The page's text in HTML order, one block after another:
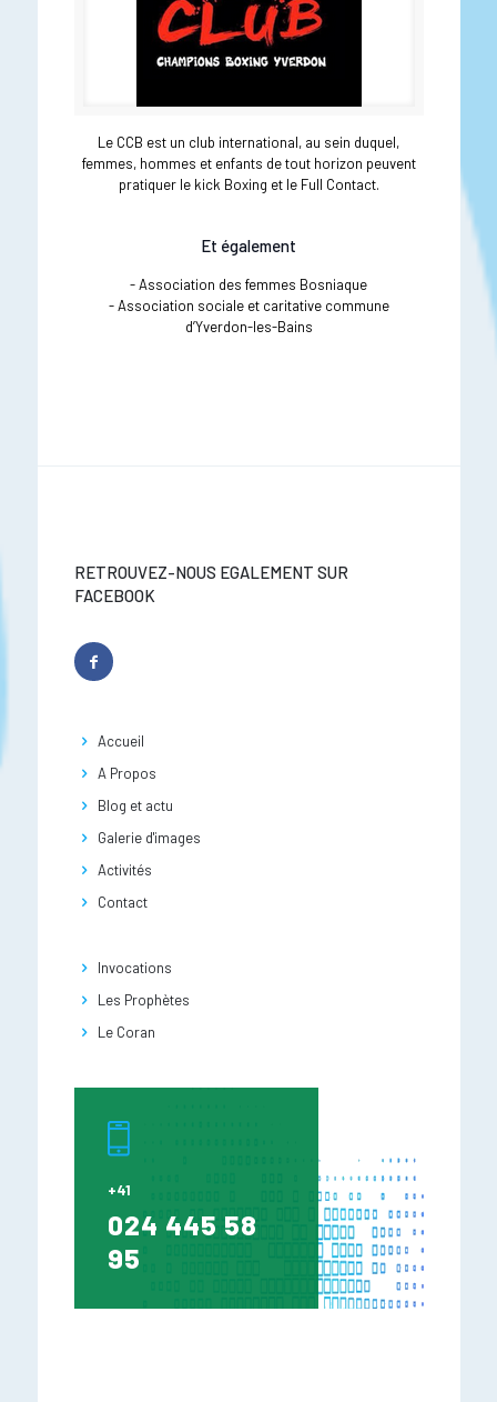
Le CCB est un club international, au sein duquel,
femmes, hommes et enfants de tout horizon peuvent
pratiquer le kick Boxing et le Full Contact.
Et également
- Association des femmes Bosniaque
- Association sociale et caritative commune
d’Yverdon-les-Bains
RETROUVEZ-NOUS EGALEMENT SUR
FACEBOOK
Accueil
A Propos
Blog et actu
Galerie d'images
Activités
Contact
Invocations
Les Prophètes
Le Coran
+41
024 445 58
95